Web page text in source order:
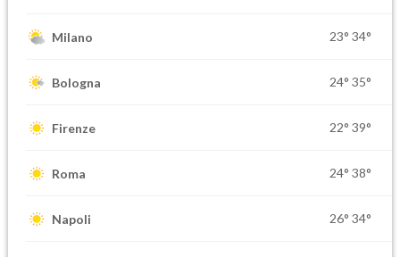
Milano 23° 34°
Bologna 24° 35°
Firenze 22° 39°
Roma 24° 38°
Napoli 26° 34°